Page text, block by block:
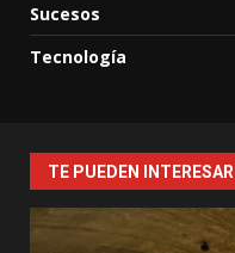
Sucesos
Tecnología
TE PUEDEN INTERESAR